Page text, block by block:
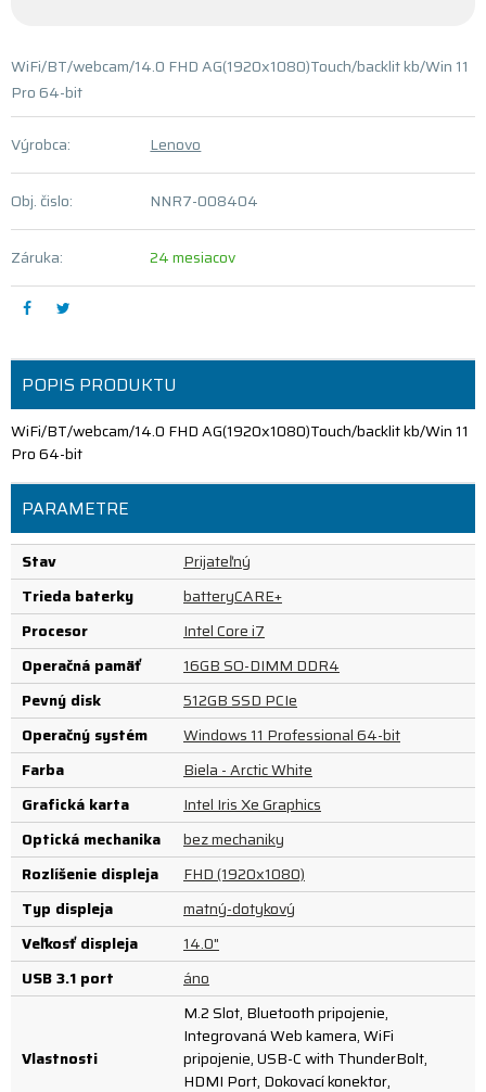
WiFi/BT/webcam/14.0 FHD AG(1920x1080)Touch/backlit kb/Win 11
Pro 64-bit
Výrobca: Lenovo
Obj. čislo: NNR7-008404
Záruka: 24 mesiacov
POPIS PRODUKTU
WiFi/BT/webcam/14.0 FHD AG(1920x1080)Touch/backlit kb/Win 11
Pro 64-bit
PARAMETRE
Stav
Prijateľný
Trieda baterky
batteryCARE+
Procesor
Intel Core i7
Operačná pamäť
16GB SO-DIMM DDR4
Pevný disk
512GB SSD PCIe
Operačný systém
Windows 11 Professional 64-bit
Farba
Biela - Arctic White
Grafická karta
Intel Iris Xe Graphics
Optická mechanika
bez mechaniky
Rozlíšenie displeja
FHD (1920x1080)
Typ displeja
matný-dotykový
Veľkosť displeja
14.0"
USB 3.1 port
áno
Vlastnosti
M.2 Slot, Bluetooth pripojenie,
Integrovaná Web kamera, WiFi
pripojenie, USB-C with ThunderBolt,
HDMI Port, Dokovací konektor,